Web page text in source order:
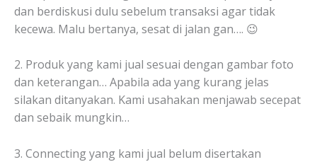
dan berdiskusi dulu sebelum transaksi agar tidak
kecewa. Malu bertanya, sesat di jalan gan…. 😉
2. Produk yang kami jual sesuai dengan gambar foto
dan keterangan… Apabila ada yang kurang jelas
silakan ditanyakan. Kami usahakan menjawab secepat
dan sebaik mungkin…
3. Connecting yang kami jual belum disertakan